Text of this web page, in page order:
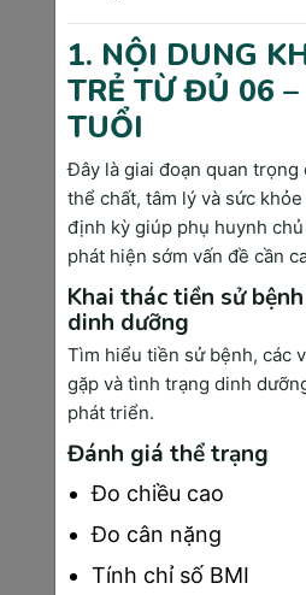
dài.
Ung thư vú - 15.229 ca
tổng số ca):
Phổ biến ở
nam giới chỉ chiếm 1.2%.
cứng trong vú, thay đổi
thước vú, núm vú tiết dịch,
Ung thư dạ dày - 13.200
(10.8% tổng số ca): Liên
H.pylori và chế độ ăn mặn,
Triệu chứng: đau thượng vị
nóng, buồn nôn sau ăn,
Ung thư đại trực tràng -
(10.5% tổng số ca):
ít vận động và chế độ ăn
hiệu: thay đổi thói quen
kéo dài.
1. NỘI DUNG
TRẺ TỪ ĐỦ 06
TUỔI
Đây là giai đoạn quan trọng
thể chất, tâm lý và sức
định kỳ giúp phụ huynh
phát hiện sớm vấn đề cần
Khai thác tiền sử
dinh dưỡng
Tìm hiểu tiền sử bệnh, các
gặp và tình trạng dinh
phát triển.
Đánh giá thể trạng
Đo chiều cao
Đo cân nặng
Tính chỉ số BMI